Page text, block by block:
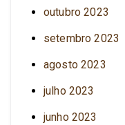
outubro 2023
setembro 2023
agosto 2023
julho 2023
junho 2023